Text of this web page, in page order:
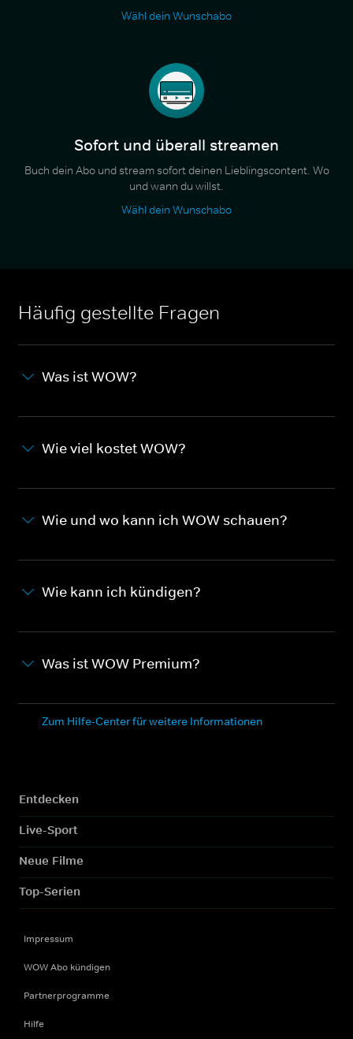
Wähl dein Wunschabo
Sofort und überall streamen
Buch dein Abo und stream sofort deinen Lieblingscontent. Wo
und wann du willst.
Wähl dein Wunschabo
Häufig gestellte Fragen
Was ist WOW?
Wie viel kostet WOW?
Wie und wo kann ich WOW schauen?
Wie kann ich kündigen?
Was ist WOW Premium?
Zum Hilfe-Center für weitere Informationen
Entdecken
Live-Sport
Neue Filme
Top-Serien
Impressum
WOW Abo kündigen
Partnerprogramme
Hilfe